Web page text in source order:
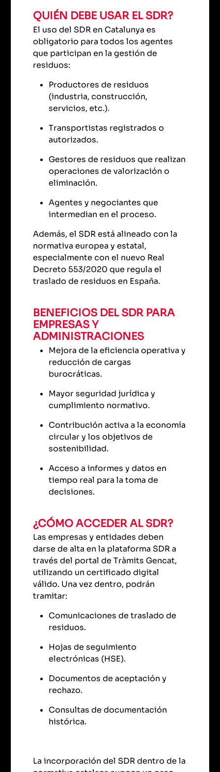
QUIÉN DEBE USAR EL SDR?
El uso del SDR en Catalunya es
obligatorio para todos los agentes
que participan en la gestión de
residuos:
Productores de residuos
(industria, construcción,
servicios, etc.).
Transportistas registrados o
autorizados.
Gestores de residuos que realizan
operaciones de valorización o
eliminación.
Agentes y negociantes que
intermedian en el proceso.
Además, el SDR está alineado con la
normativa europea y estatal,
especialmente con el nuevo Real
Decreto 553/2020 que regula el
traslado de residuos en España.
BENEFICIOS DEL SDR PARA
EMPRESAS Y
ADMINISTRACIONES
Mejora de la eficiencia operativa y
reducción de cargas
burocráticas.
Mayor seguridad jurídica y
cumplimiento normativo.
Contribución activa a la economía
circular y los objetivos de
sostenibilidad.
Acceso a informes y datos en
tiempo real para la toma de
decisiones.
¿CÓMO ACCEDER AL SDR?
Las empresas y entidades deben
darse de alta en la plataforma SDR a
través del portal de Tràmits Gencat,
utilizando un certificado digital
válido. Una vez dentro, podrán
tramitar:
Comunicaciones de traslado de
residuos.
Hojas de seguimiento
electrónicas (HSE).
Documentos de aceptación y
rechazo.
Consultas de documentación
histórica.
La incorporación del SDR dentro de la